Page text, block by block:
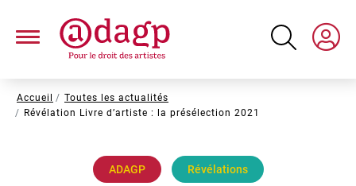
contenu
Fil
d'Ariane
Accueil
Toutes les actualités
Révélation Livre d’artiste : la présélection 2021
ADAGP Révélations